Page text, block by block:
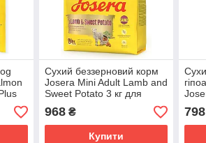
Сухий беззерновий корм
Josera Mini Adult Lamb and
Sweet Potato 3 кг для
дорослих собак малих
порід з ягнятиною
бататом і соусом
968₴
Купити
3 кг
798